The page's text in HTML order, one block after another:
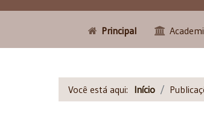
Principal
Você está aqui: Início